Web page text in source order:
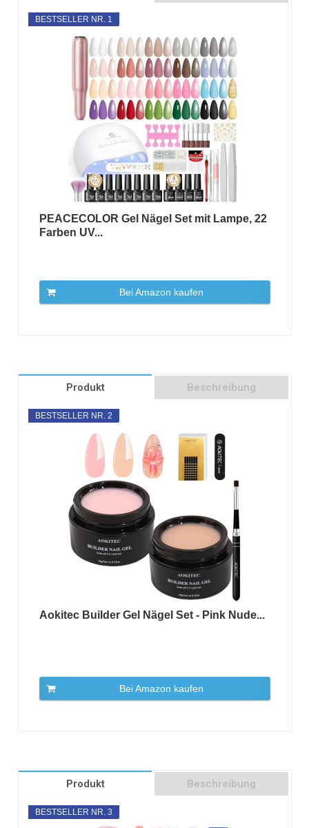
BESTSELLER NR. 1
PEACECOLOR Gel Nägel Set mit Lampe, 22
Farben UV...
Bei Amazon kaufen
Produkt Beschreibung
BESTSELLER NR. 2
Aokitec Builder Gel Nägel Set - Pink Nude...
Bei Amazon kaufen
Produkt Beschreibung
BESTSELLER NR. 3